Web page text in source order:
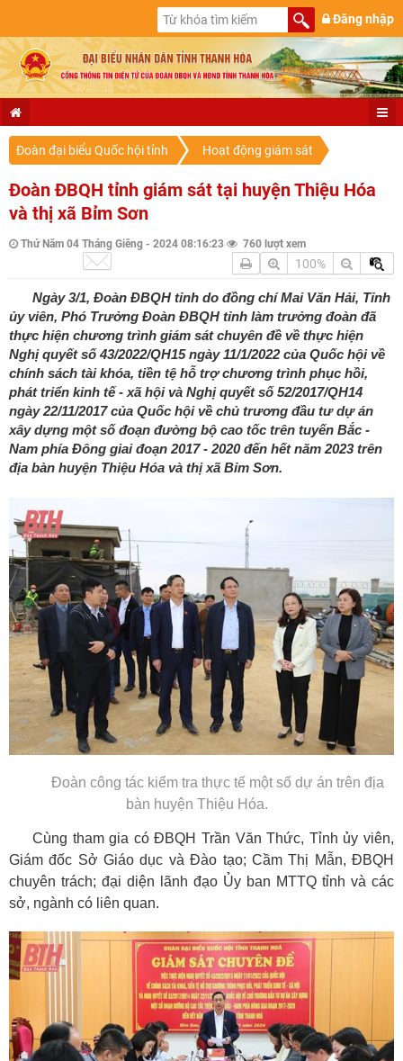
Đăng nhập
Đoàn đại biểu Quốc hội tỉnh Hoạt động giám sát
Đoàn ĐBQH tỉnh giám sát tại huyện Thiệu Hóa
và thị xã Bỉm Sơn
Thứ Năm 04 Tháng Giêng - 2024 08:16:23 760 lượt xem
100%
Ngày 3/1, Đoàn ĐBQH tỉnh do đồng chí Mai Văn Hải, Tỉnh
ủy viên, Phó Trưởng Đoàn ĐBQH tỉnh làm trưởng đoàn đã
thực hiện chương trình giám sát chuyên đề về thực hiện
Nghị quyết số 43/2022/QH15 ngày 11/1/2022 của Quốc hội về
chính sách tài khóa, tiền tệ hỗ trợ chương trình phục hồi,
phát triển kinh tế - xã hội và Nghị quyết số 52/2017/QH14
ngày 22/11/2017 của Quốc hội về chủ trương đầu tư dự án
xây dựng một số đoạn đường bộ cao tốc trên tuyến Bắc -
Nam phía Đông giai đoạn 2017 - 2020 đến hết năm 2023 trên
địa bàn huyện Thiệu Hóa và thị xã Bỉm Sơn.
Đoàn công tác kiểm tra thực tế một số dự án trên địa
bàn huyện Thiệu Hóa.
Cùng tham gia có ĐBQH Trần Văn Thức, Tỉnh ủy viên,
Giám đốc Sở Giáo dục và Đào tạo; Cầm Thị Mẫn, ĐBQH
chuyên trách; đại diện lãnh đạo Ủy ban MTTQ tỉnh và các
sở, ngành có liên quan.